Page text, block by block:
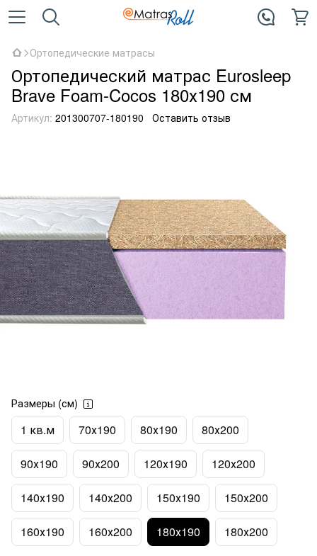
Ортопедические матрасы
Ортопедический матрас Eurosleep
Brave Foam-Cocos 180х190 см
Артикул: 201300707-180190 Оставить отзыв
Размеры (см)
1 кв.м 70х190 80х190 80х200
90х190 90х200 120х190 120х200
140х190 140х200 150х190 150х200
160х190 160х200 180х190 180х200